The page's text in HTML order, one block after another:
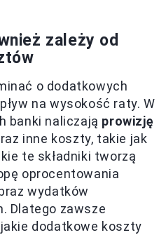
zależy od
o dodatkowych
na wysokość raty. W
banki naliczają prowizję
inne koszty, takie jak
te składniki tworzą
oprocentowania
wydatków
Dlatego zawsze
dodatkowe koszty